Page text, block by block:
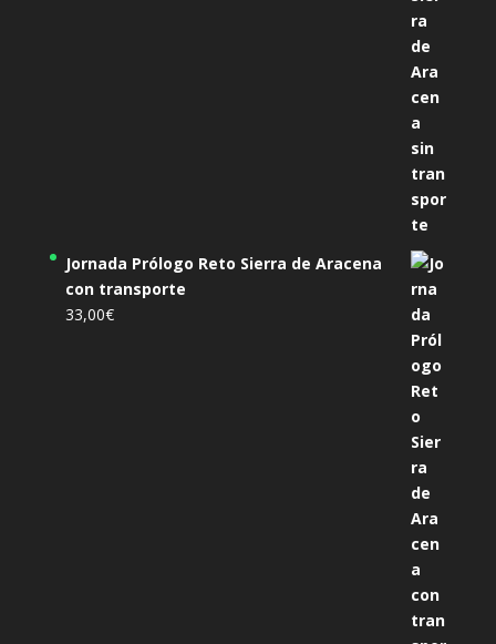
Jornada Prólogo Reto Sierra de Aracena
con transporte
33,00€